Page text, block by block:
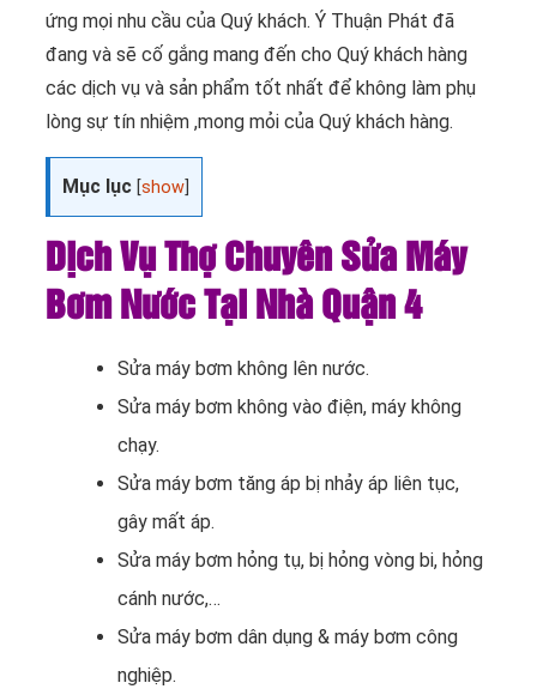
ứng mọi nhu cầu của Quý khách. Ý Thuận Phát đã
đang và sẽ cố gắng mang đến cho Quý khách hàng
các dịch vụ và sản phẩm tốt nhất để không làm phụ
lòng sự tín nhiệm ,mong mỏi của Quý khách hàng.
Mục lục [show
Dịch Vụ Thợ Chuyên Sửa Máy
Bơm Nước Tại Nhà Quận 4
Sửa máy bơm không lên nước.
Sửa máy bơm không vào điện, máy không
chạy.
Sửa máy bơm tăng áp bị nhảy áp liên tục,
gây mất áp.
Sửa máy bơm hỏng tụ, bị hỏng vòng bi, hỏng
cánh nước,…
Sửa máy bơm dân dụng & máy bơm công
nghiệp.